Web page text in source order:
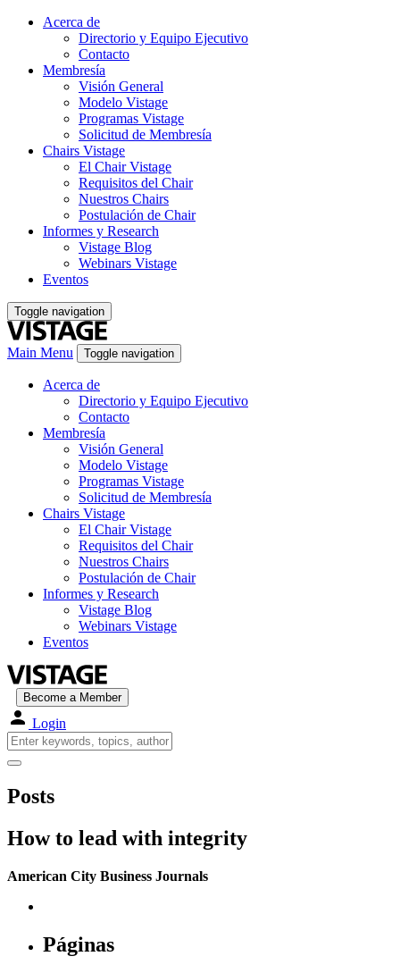
Acerca de
Directorio y Equipo Ejecutivo
Contacto
Membresía
Visión General
Modelo Vistage
Programas Vistage
Solicitud de Membresía
Chairs Vistage
El Chair Vistage
Requisitos del Chair
Nuestros Chairs
Postulación de Chair
Informes y Research
Vistage Blog
Webinars Vistage
Eventos
Toggle navigation
Main Menu Toggle navigation
Acerca de
Directorio y Equipo Ejecutivo
Contacto
Membresía
Visión General
Modelo Vistage
Programas Vistage
Solicitud de Membresía
Chairs Vistage
El Chair Vistage
Requisitos del Chair
Nuestros Chairs
Postulación de Chair
Informes y Research
Vistage Blog
Webinars Vistage
Eventos
Become a Member
Login
Posts
How to lead with integrity
American City Business Journals
Páginas